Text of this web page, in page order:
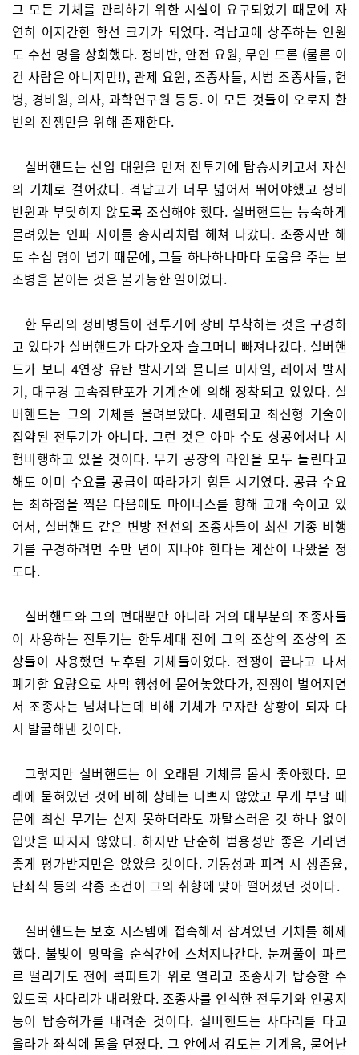
그 모든 기체를 관리하기 위한 시설이 요구되었기 때문에 자
연히 어지간한 함선 크기가 되었다. 격납고에 상주하는 인원
도 수천 명을 상회했다. 정비반, 안전 요원, 무인 드론 (물론 이
건 사람은 아니지만!), 관제 요원, 조종사들, 시범 조종사들, 헌
병, 경비원, 의사, 과학연구원 등등. 이 모든 것들이 오로지 한
번의 전쟁만을 위해 존재한다.
실버핸드는 신입 대원을 먼저 전투기에 탑승시키고서 자신
의 기체로 걸어갔다. 격납고가 너무 넓어서 뛰어야했고 정비
반원과 부딪히지 않도록 조심해야 했다. 실버핸드는 능숙하게
몰려있는 인파 사이를 송사리처럼 헤쳐 나갔다. 조종사만 해
도 수십 명이 넘기 때문에, 그들 하나하나마다 도움을 주는 보
조병을 붙이는 것은 불가능한 일이었다.
한 무리의 정비병들이 전투기에 장비 부착하는 것을 구경하
고 있다가 실버핸드가 다가오자 슬그머니 빠져나갔다. 실버핸
드가 보니 4연장 유탄 발사기와 묠니르 미사일, 레이저 발사
기, 대구경 고속집탄포가 기계손에 의해 장착되고 있었다. 실
버핸드는 그의 기체를 올려보았다. 세련되고 최신형 기술이
집약된 전투기가 아니다. 그런 것은 아마 수도 상공에서나 시
험비행하고 있을 것이다. 무기 공장의 라인을 모두 돌린다고
해도 이미 수요를 공급이 따라가기 힘든 시기였다. 공급 수요
는 최하점을 찍은 다음에도 마이너스를 향해 고개 숙이고 있
어서, 실버핸드 같은 변방 전선의 조종사들이 최신 기종 비행
기를 구경하려면 수만 년이 지나야 한다는 계산이 나왔을 정
도다.
실버핸드와 그의 편대뿐만 아니라 거의 대부분의 조종사들
이 사용하는 전투기는 한두세대 전에 그의 조상의 조상의 조
상들이 사용했던 노후된 기체들이었다. 전쟁이 끝나고 나서
폐기할 요량으로 사막 행성에 묻어놓았다가, 전쟁이 벌어지면
서 조종사는 넘쳐나는데 비해 기체가 모자란 상황이 되자 다
시 발굴해낸 것이다.
그렇지만 실버핸드는 이 오래된 기체를 몹시 좋아했다. 모
래에 묻혀있던 것에 비해 상태는 나쁘지 않았고 무게 부담 때
문에 최신 무기는 싣지 못하더라도 까탈스러운 것 하나 없이
입맛을 따지지 않았다. 하지만 단순히 범용성만 좋은 거라면
좋게 평가받지만은 않았을 것이다. 기동성과 피격 시 생존율,
단좌식 등의 각종 조건이 그의 취향에 맞아 떨어졌던 것이다.
실버핸드는 보호 시스템에 접속해서 잠겨있던 기체를 해제
했다. 불빛이 망막을 순식간에 스쳐지나간다. 눈꺼풀이 파르
르 떨리기도 전에 콕피트가 위로 열리고 조종사가 탑승할 수
있도록 사다리가 내려왔다. 조종사를 인식한 전투기와 인공지
능이 탑승허가를 내려준 것이다. 실버핸드는 사다리를 타고
올라가 좌석에 몸을 던졌다. 그 안에서 감도는 기계음, 묻어난